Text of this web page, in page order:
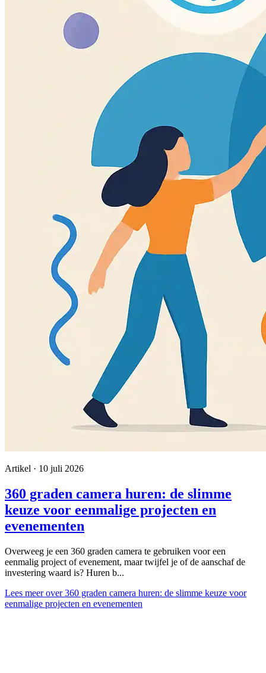
Artikel · 10 juli 2026
360 graden camera huren: de slimme
keuze voor eenmalige projecten en
evenementen
Overweeg je een 360 graden camera te gebruiken voor een
eenmalig project of evenement, maar twijfel je of de aanschaf de
investering waard is? Huren b...
Lees meerover 360 graden camera huren: de slimme keuze voor
eenmalige projecten en evenementen